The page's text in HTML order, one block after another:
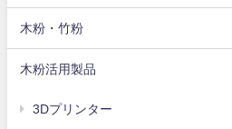
木粉・竹粉
木粉活用製品
3Dプリンター